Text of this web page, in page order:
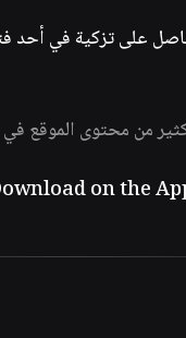
على تزكية في أحد
من محتوى الموقع